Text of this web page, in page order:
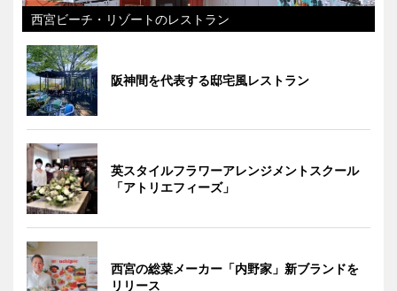
西宮ビーチ・リゾートのレストラン
阪神間を代表する邸宅風レストラン
英スタイルフラワーアレンジメントスクール
「アトリエフィーズ」
西宮の総菜メーカー「内野家」新ブランドを
リリース